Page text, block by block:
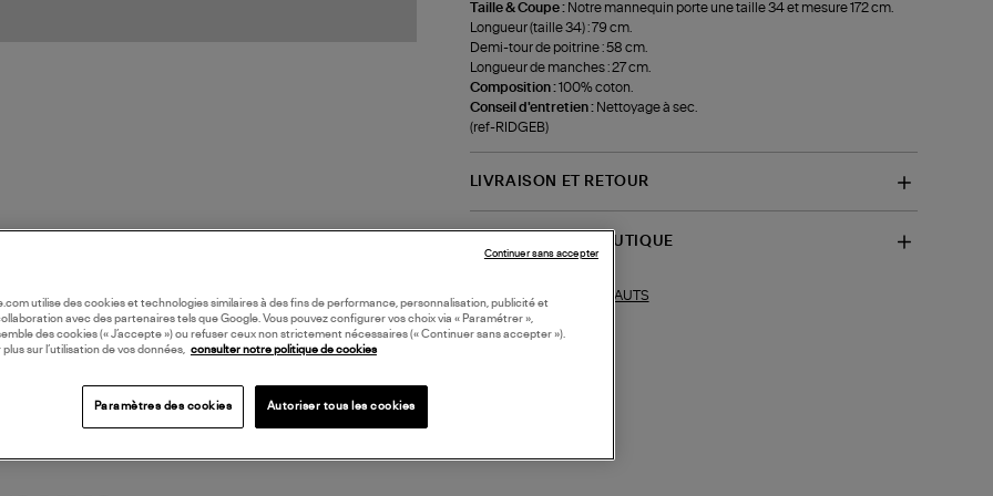
Taille & Coupe : Notre mannequin porte une taille 34 et mesure 172 cm.
Longueur (taille 34) : 79 cm.
Demi-tour de poitrine : 58 cm.
Longueur de manches : 27 cm.
Composition :100% coton.
Conseil d'entretien : Nettoyage à sec.
(ref-RIDGEB)
LIVRAISON ET RETOUR
DISPONIBILITÉ BOUTIQUE
Collections similaires : HAUTS
utilise des cookies et technologies similaires à des fins de performance, personnalisation, publicité et
avec des partenaires tels que Google. Vous pouvez configurer vos choix via « Paramétrer »,
des cookies (« J’accepte ») ou refuser ceux non strictement nécessaires (« Continuer sans accepter »).
plus sur l’utilisation de vos données, consulter notre politique de cookies
Paramètres des cookies Autoriser tous les cookies
Continuer sans accepter